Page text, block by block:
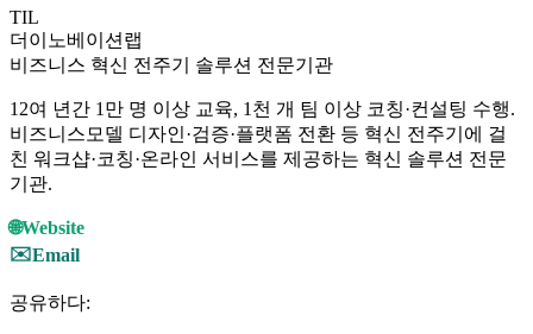
TIL
더이노베이션랩
비즈니스 혁신 전주기 솔루션 전문기관
12여 년간 1만 명 이상 교육, 1천 개 팀 이상 코칭·컨설팅 수행.
비즈니스모델 디자인·검증·플랫폼 전환 등 혁신 전주기에 걸
친 워크샵·코칭·온라인 서비스를 제공하는 혁신 솔루션 전문
기관.
🌐Website
✉️Email
공유하다: